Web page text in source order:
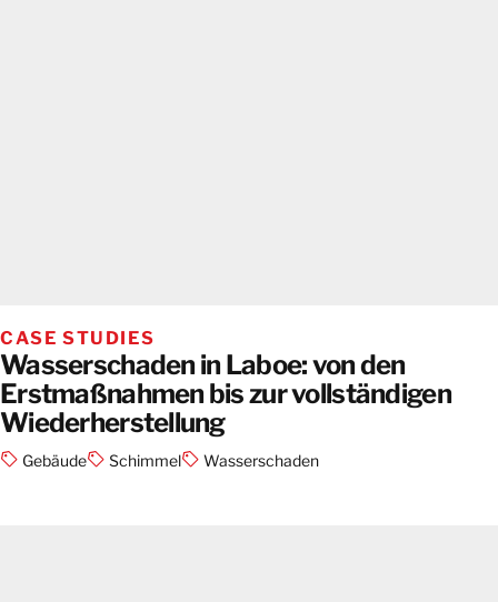
CASE STUDIES
Wasserschaden in Laboe: von den
Erstmaßnahmen bis zur vollständigen
Wiederherstellung
Gebäude Schimmel Wasserschaden